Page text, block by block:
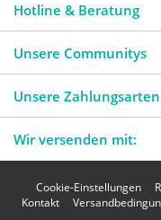
Hotline & Beratung
Unsere Communitys
Unsere Zahlungsarten
Wir versenden mit:
Cookie-Einstellungen
Kontakt